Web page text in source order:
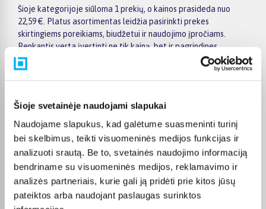
Šioje svetainėje naudojami slapukai
Naudojame slapukus, kad galėtume suasmeninti turinį
bei skelbimus, teikti visuomeninės medijos funkcijas ir
analizuoti srautą. Be to, svetainės naudojimo informaciją
bendriname su visuomeninės medijos, reklamavimo ir
analizės partneriais, kurie gali ją pridėti prie kitos jūsų
pateiktos arba naudojant paslaugas surinktos
Šioje kategorijoje siūloma 1 prekių, o kainos prasideda nuo
22,59 €. Platus asortimentas leidžia pasirinkti prekes
skirtingiems poreikiams, biudžetui ir naudojimo įpročiams.
Renkantis verta įvertinti ne tik kainą, bet ir pagrindines
savybes, funkcionalumą, komplektaciją, garantijos sąlygas bei
taikomus specialius pasiūlymus.
pasiūlymus ir patogiai palyginti Jeanne Piaubert prekes
pristatymo informaciją ir prekės aprašymą, kad galėtumėte
priimti patogų ir apgalvotą sprendimą.
Palyginkite Jeanne Piaubert prekes BIGBOX.LT ir išsirinkite